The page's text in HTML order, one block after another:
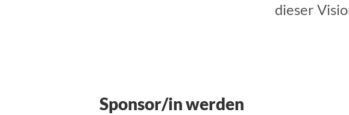
dieser
Sponsor/in werden